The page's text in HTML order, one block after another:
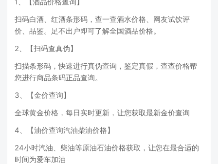
1、【酒品价格查询】
扫码白酒、红酒条形码，查一查酒水价格、网友试饮评
价、品鉴。足不出户即可了解全国酒品价格。
2、【扫码查真伪】
扫描条形码，快速进行真伪查询，鉴定真假，查查价格帮
您进行商品条码正品查询。
3、【金价查询】
全球黄金价格，每日实时更新，让您获取最新金价查询
4、【油价查询汽油柴油价格】
24小时汽油、柴油等原油石油价格获取，让您在最合适的
时间为爱车加油